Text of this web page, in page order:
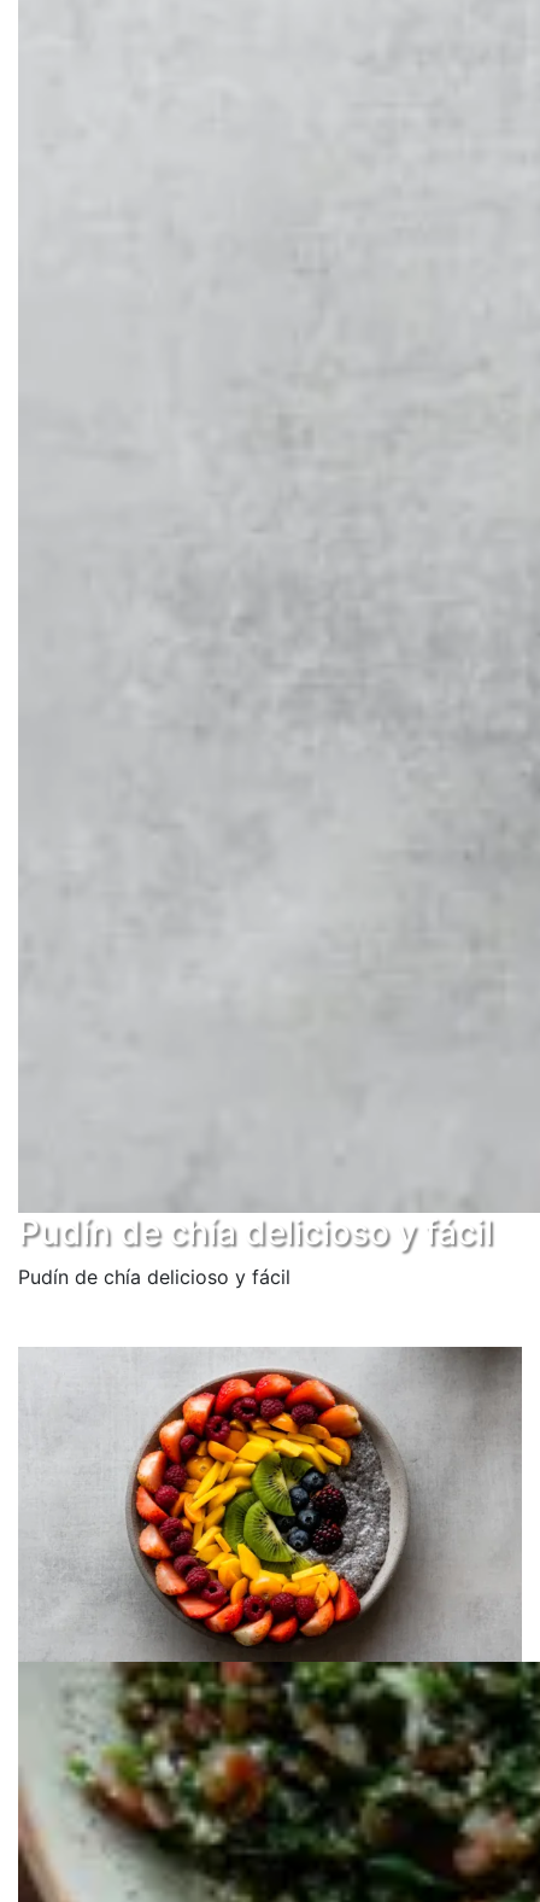
Pudín de chía delicioso y fácil
Pudín de chía delicioso y fácil